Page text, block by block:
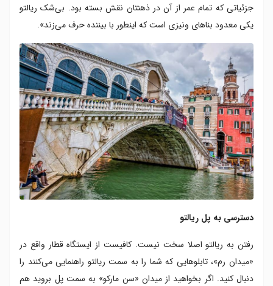
جزئیاتی که تمام عمر از آن در ذهنتان نقش بسته بود. بی‌شک ریالتو
یکی معدود بناهای ونیزی است که اینطور با بیننده حرف می‌زند».
دسترسی به پل ریالتو
رفتن به ریالتو اصلا سخت نیست. کافیست از ایستگاه قطار واقع در
«میدان رم»، تابلو‌هایی که شما را به سمت ریالتو راهنمایی می‌کنند را
دنبال کنید. اگر بخواهید از میدان «سن مارکو» به سمت پل بروید هم